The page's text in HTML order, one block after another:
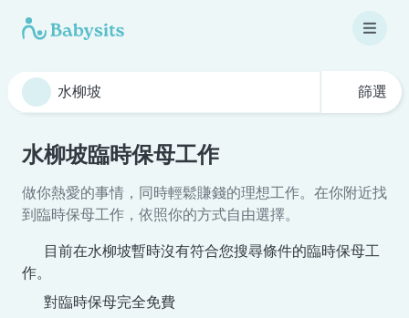
篩選
水柳坡臨時保母工作
做你熱愛的事情，同時輕鬆賺錢的理想工作。在你附近找
到臨時保母工作，依照你的方式自由選擇。
目前在水柳坡暫時沒有符合您搜尋條件的臨時保母工
作。
對臨時保母完全免費